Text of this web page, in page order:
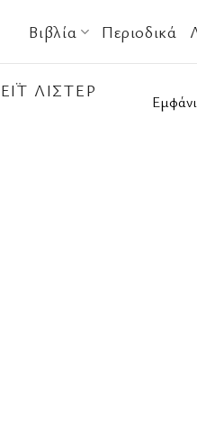
Βιβλία Περιοδικά
ΛΊΣΤΕΡ